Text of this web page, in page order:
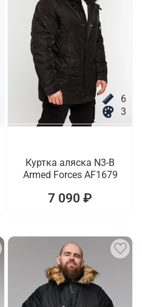
6
3
Куртка аляска N3-B
Armed Forces AF1679
7 090 ₽